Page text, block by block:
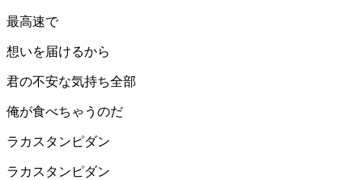
最高速で
想いを届けるから
君の不安な気持ち全部
俺が食べちゃうのだ
ラカスタンピダン
ラカスタンピダン